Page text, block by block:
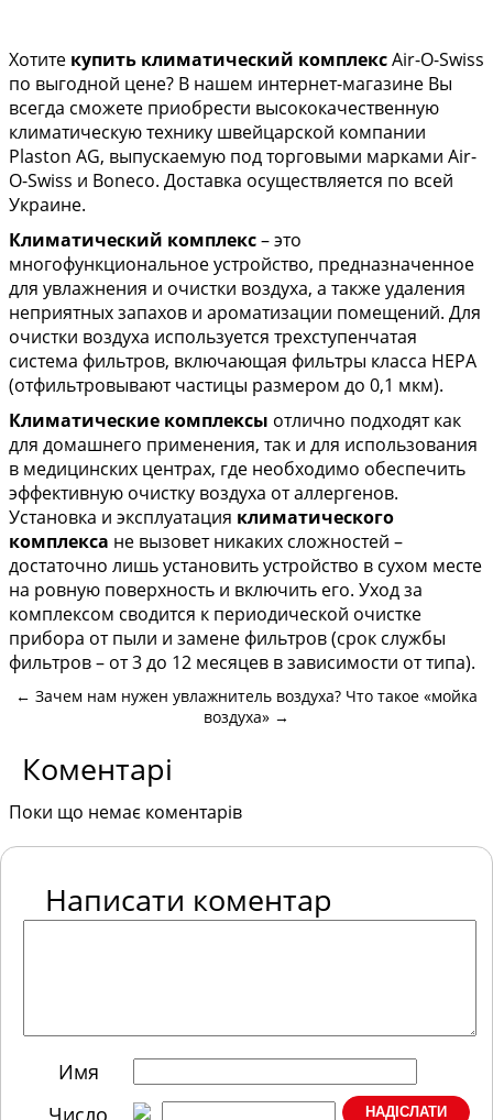
Хотите купить климатический комплексAir-O-Swiss
по выгодной цене? В нашем интернет-магазине Вы
всегда сможете приобрести высококачественную
климатическую технику швейцарской компании
Plaston AG, выпускаемую под торговыми марками Air-
O-Swiss и Boneco. Доставка осуществляется по всей
Украине.
Климатический комплекс– это
многофункциональное устройство, предназначенное
для увлажнения и очистки воздуха, а также удаления
неприятных запахов и ароматизации помещений. Для
очистки воздуха используется трехступенчатая
система фильтров, включающая фильтры класса HEPA
(отфильтровывают частицы размером до 0,1 мкм).
Климатические комплексы отлично подходят как
для домашнего применения, так и для использования
в медицинских центрах, где необходимо обеспечить
эффективную очистку воздуха от аллергенов.
Установка и эксплуатация климатического
комплекса не вызовет никаких сложностей –
достаточно лишь установить устройство в сухом месте
на ровную поверхность и включить его. Уход за
комплексом сводится к периодической очистке
прибора от пыли и замене фильтров (срок службы
фильтров – от 3 до 12 месяцев в зависимости от типа).
← Зачем нам нужен увлажнитель воздуха? Что такое «мойка
воздуха» →
Коментарі
Поки що немає коментарів
Написати коментар
Имя
Число